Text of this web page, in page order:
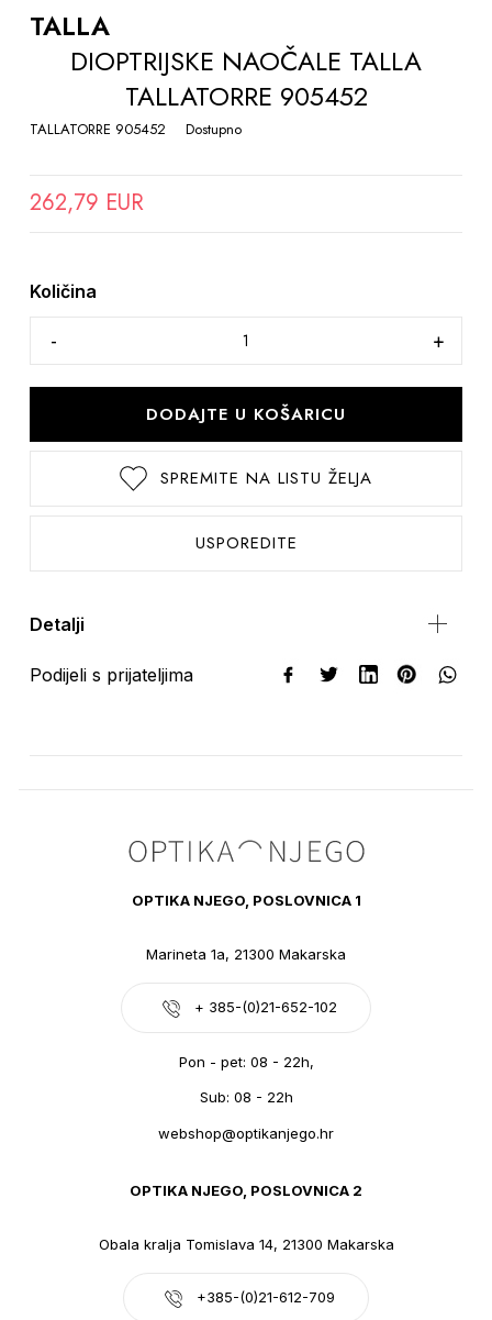
THE
BEGINNING
GALLERY
TALLA
DIOPTRIJSKE NAOČALE TALLA
TALLATORRE 905452
TALLATORRE 905452 Dostupno
262,79 EUR
Količina
DODAJTE U KOŠARICU
SPREMITE NA LISTU ŽELJA
USPOREDITE
Detalji
Podijeli s prijateljima
OPTIKA NJEGO, POSLOVNICA 1
Marineta 1a, 21300 Makarska
+ 385-(0)21-652-102
Pon - pet: 08 - 22h,
Sub: 08 - 22h
webshop@optikanjego.hr
OPTIKA NJEGO, POSLOVNICA 2
Obala kralja Tomislava 14, 21300 Makarska
+385-(0)21-612-709